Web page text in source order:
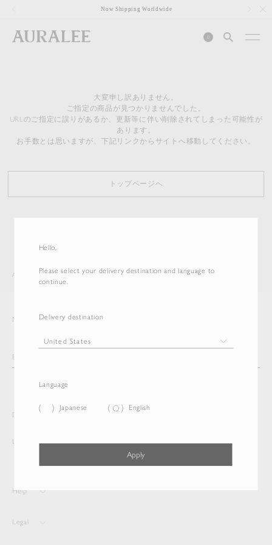
Hello,
Please select your delivery destination and language to
continue.
Delivery destination
Language
Japanese English
Apply
Now Shipping Worldwide
0
大変申し訳ありません。
ご指定の商品が見つかりませんでした。
URLのご指定に誤りがあるか、更新等に伴い削除されてしまった可能性が
あります。
お手数とは思いますが、下記リンクからサイトへ移動してください。
トップページへ
AURALEE ITEM
Newsletter
Delivery destination and Language
United States English
Help
Legal